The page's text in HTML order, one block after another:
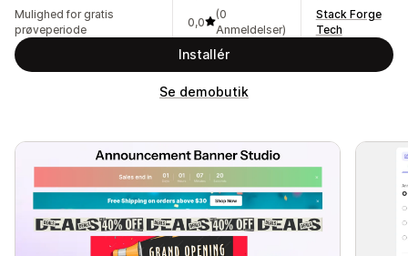
Mulighed for gratis
prøveperiode
0,0
(0
Anmeldelser)
Stack Forge
Tech
Installér
Se demobutik